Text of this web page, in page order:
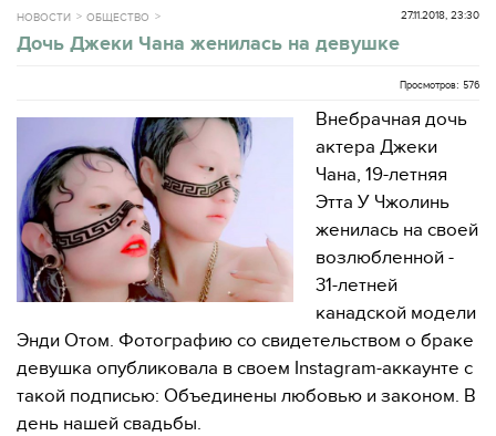
НОВОСТИ ОБЩЕСТВО 27.11.2018, 23:30
Дочь Джеки Чана женилась на девушке
Просмотров: 576
Внебрачная дочь
актера Джеки
Чана, 19-летняя
Этта У Чжолинь
женилась на своей
возлюбленной -
31-летней
канадской модели
Энди Отом. Фотографию со свидетельством о браке
девушка опубликовала в своем Instagram-аккаунте с
такой подписью: Объединены любовью и законом. В
день нашей свадьбы.